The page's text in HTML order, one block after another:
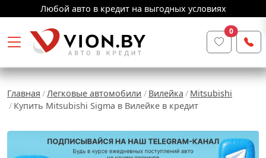
Любой авто в кредит на выгодных условиях
0
Главная Легковые автомобили Вилейка
Mitsubishi
Купить Mitsubishi Sigma в Вилейке в кредит